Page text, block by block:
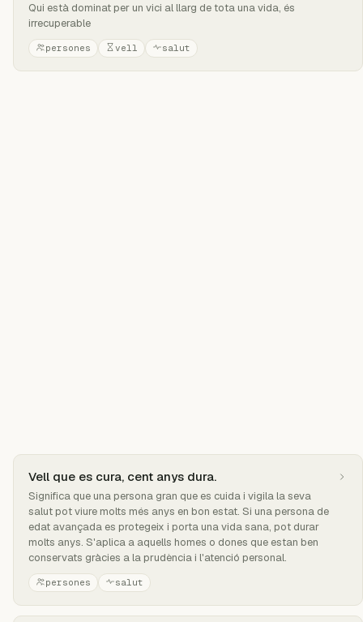
Qui està dominat per un vici al llarg de tota una vida, és
irrecuperable
persones vell salut
Vell que es cura, cent anys dura.
Significa que una persona gran que es cuida i vigila la seva
salut pot viure molts més anys en bon estat. Si una persona de
edat avançada es protegeix i porta una vida sana, pot durar
molts anys. S'aplica a aquells homes o dones que estan ben
conservats gràcies a la prudència i l'atenció personal.
persones salut